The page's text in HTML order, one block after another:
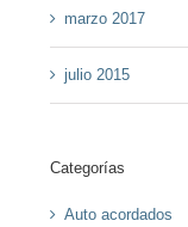
marzo 2017
julio 2015
Categorías
Auto acordados